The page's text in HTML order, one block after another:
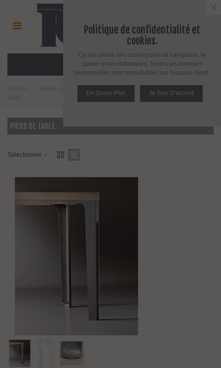
MENU
PIEDS DE TABLE
Sélectionner
Politique de confidentialité et
cookies.
Ce site utilise des cookies pour la navigation, le
panier et les statistiques. Toutes les données
personnelles sont consultables sur l'espace client.
En Savoir Plus Je Suis D'accord